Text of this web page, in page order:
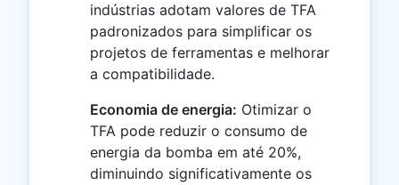
indústrias adotam valores de TFA
padronizados para simplificar os
projetos de ferramentas e melhorar
a compatibilidade.
Economia de energia: Otimizar o
TFA pode reduzir o consumo de
energia da bomba em até 20%,
diminuindo significativamente os